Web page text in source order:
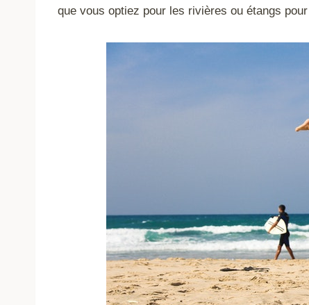
que vous optiez pour les rivières ou étangs